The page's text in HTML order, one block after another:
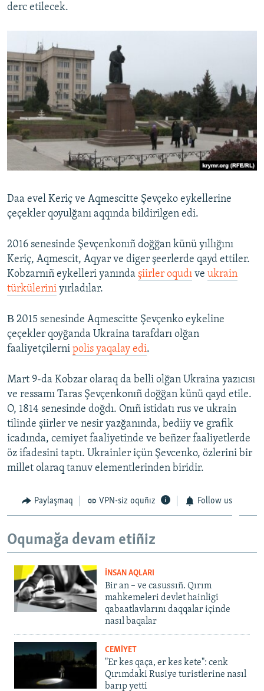
derc etilecek.
Daa evel Keriç ve Aqmescitte Şevçeko eykellerine
çeçekler qoyulğanı aqqında bildirilgen edi.
2016 senesinde Şevçenkonıñ doğğan künü yıllığını
Keriç, Aqmescit, Aqyar ve diger şeerlerde qayd ettiler.
Kobzarnıñ eykelleri yanında şiirler oqudı ve ukrain
türkülerini yırladılar.
В 2015 senesinde Aqmescitte Şevçenko eykeline
çeçekler qoyğanda Ukraina tarafdarı olğan
faaliyetçilerni polis yaqalay edi.
Mart 9-da Kobzar olaraq da belli olğan Ukraina yazıcısı
ve ressamı Taras Şevçenkonıñ doğğan künü qayd etile.
O, 1814 senesinde doğdı. Onıñ istidatı rus ve ukrain
tilinde şiirler ve nesir yazğanında, bediiy ve grafik
icadında, cemiyet faaliyetinde ve beñzer faaliyetlerde
öz ifadesini taptı. Ukrainler içün Şevcenko, özlerini bir
millet olaraq tanuv elementlerinden biridir.
Paylaşmaq VPN-siz oquñız Follow us
Oqumağa devam etiñiz
İNSAN AQLARI
Bir an – ve casussıñ. Qırım
mahkemeleri devlet hainligi
qabaatlavlarını daqqalar içinde
nasıl baqalar
CEMİYET
"Er kes qaça, er kes kete": cenk
Qırımdaki Rusiye turistlerine nasıl
barıp yetti